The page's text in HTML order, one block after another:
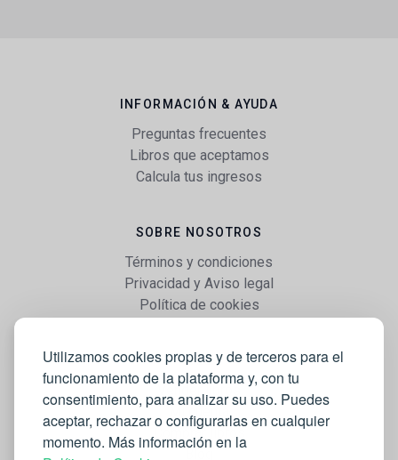
Utilizamos cookies propias y de terceros para el
funcionamiento de la plataforma y, con tu
consentimiento, para analizar su uso. Puedes
aceptar, rechazar o configurarlas en cualquier
momento. Más información en la
INFORMACIÓN & AYUDA
Preguntas frecuentes
Libros que aceptamos
Calcula tus ingresos
SOBRE NOSOTROS
Términos y condiciones
Privacidad y Aviso legal
Política de cookies
WEB
Vender libros
Mi cuenta
Comprar libros